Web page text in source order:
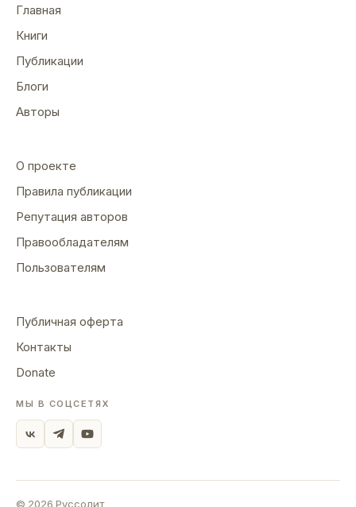
Главная
Книги
Публикации
Блоги
Авторы
О проекте
Правила публикации
Репутация авторов
Правообладателям
Пользователям
Публичная оферта
Контакты
Donate
МЫ В СОЦСЕТЯХ
© 2026 Руссолит